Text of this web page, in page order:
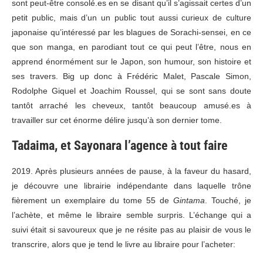
sont peut-être consolé.es en se disant qu’il s’agissait certes d’un
petit public, mais d’un un public tout aussi curieux de culture
japonaise qu’intéressé par les blagues de Sorachi-sensei, en ce
que son manga, en parodiant tout ce qui peut l’être, nous en
apprend énormément sur le Japon, son humour, son histoire et
ses travers. Big up donc à Frédéric Malet, Pascale Simon,
Rodolphe Giquel et Joachim Roussel, qui se sont sans doute
tantôt arraché les cheveux, tantôt beaucoup amusé.es à
travailler sur cet énorme délire jusqu’à son dernier tome.
Tadaima, et Sayonara l’agence à tout faire
2019. Après plusieurs années de pause, à la faveur du hasard,
je découvre une librairie indépendante dans laquelle trône
fièrement un exemplaire du tome 55 de Gintama . Touché, je
l’achète, et même le libraire semble surpris. L’échange qui a
suivi était si savoureux que je ne résite pas au plaisir de vous le
transcrire, alors que je tend le livre au libraire pour l’acheter: